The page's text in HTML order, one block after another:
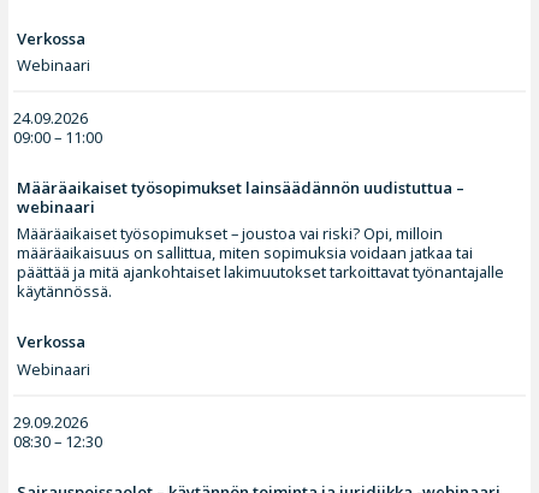
Verkossa
Webinaari
24.09.2026
09:00 – 11:00
Määräaikaiset työsopimukset lainsäädännön uudistuttua –
webinaari
Määräaikaiset työsopimukset – joustoa vai riski? Opi, milloin
määräaikaisuus on sallittua, miten sopimuksia voidaan jatkaa tai
päättää ja mitä ajankohtaiset lakimuutokset tarkoittavat työnantajalle
käytännössä.
Verkossa
Webinaari
29.09.2026
08:30 – 12:30